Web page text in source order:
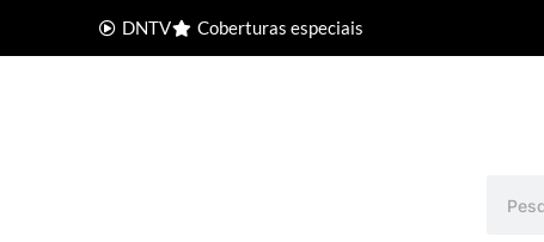
DNTV Coberturas especiais